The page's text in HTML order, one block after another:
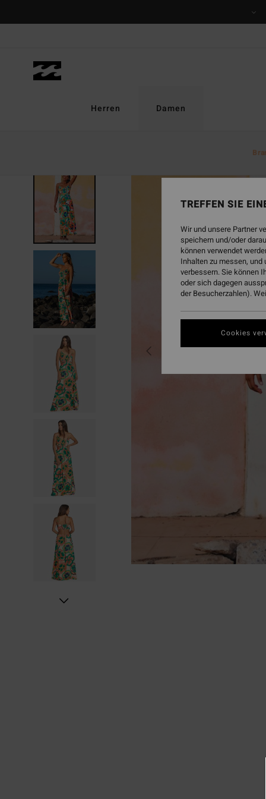
Herren Damen
TREFFEN SIE
Wir und unsere Partner
speichern und/oder
können verwendet
Inhalten zu messen, und
verbessern. Sie können
oder sich dagegen
der Besucherzahlen).
Cookies